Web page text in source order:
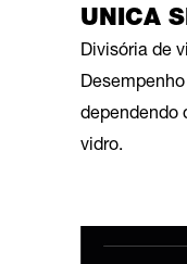
UNICA
Divisória de
dependendo
vidro.